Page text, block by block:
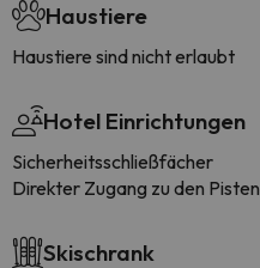
Haustiere
Haustiere sind nicht erlaubt
Hotel Einrichtungen
Sicherheitsschließfächer
Direkter Zugang zu den Pisten
Skischrank